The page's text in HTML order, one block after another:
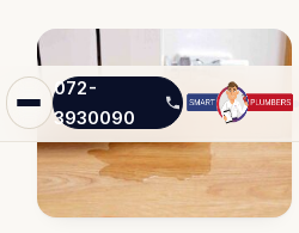
072-
3930090